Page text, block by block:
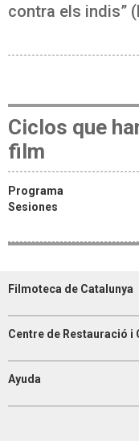
contra els indis”
Ciclos que
film
Programa
Sesiones
Filmoteca de Catalunya
Centre de Restauració i
Ayuda